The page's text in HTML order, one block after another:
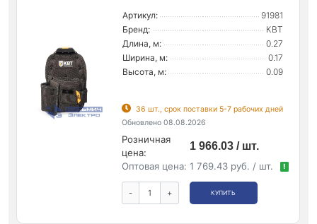
Артикул:
91981
Бренд:
КВТ
Длина, м:
0.27
Ширина, м:
0.17
Высота, м:
0.09
36 шт., срок поставки 5-7 рабочих дней
Обновлено 08.08.2026
Розничная
цена:
1 966.03 / шт.
Оптовая цена: 1 769.43 руб. / шт. !
- + КУПИТЬ